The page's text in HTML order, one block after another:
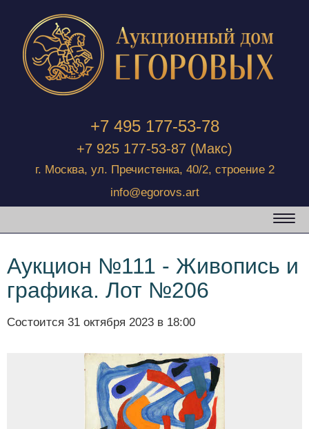
+7 495 177-53-78
+7 925 177-53-87 (Макс)
г. Москва, ул. Пречистенка, 40/2, строение 2
info@egorovs.art
Аукцион №111 - Живопись и
графика. Лот №206
Состоится 31 октября 2023 в 18:00